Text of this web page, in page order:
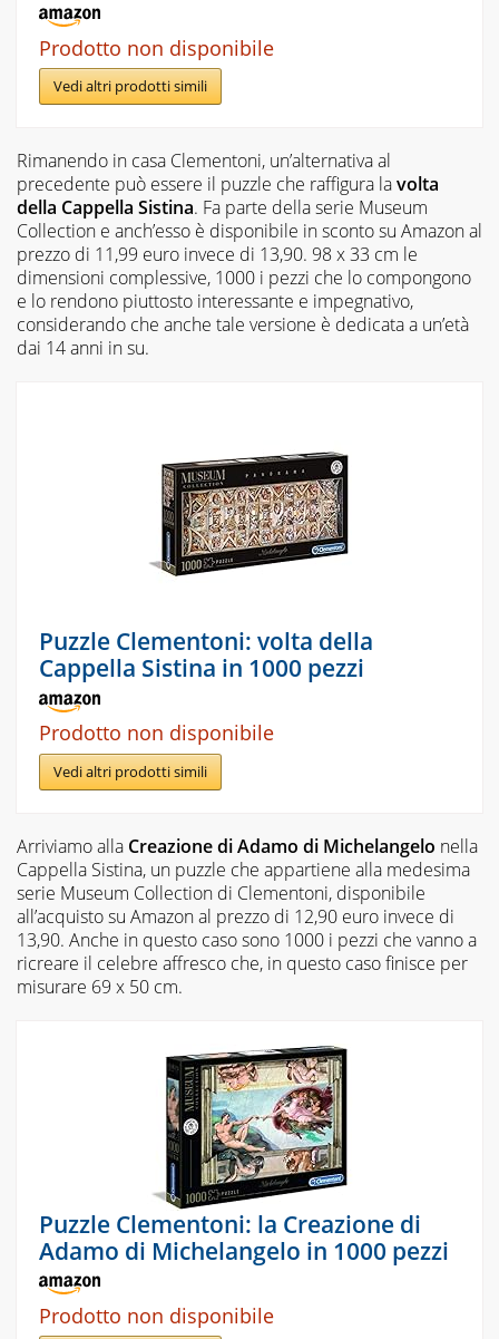
Prodotto non disponibile
Vedi altri prodotti simili
Rimanendo in casa Clementoni, un’alternativa al
precedente può essere il puzzle che raffigura lavolta
della Cappella Sistina. Fa parte della serie Museum
Collection e anch’esso è disponibile in sconto su Amazon al
prezzo di 11,99 euro invece di 13,90. 98 x 33 cm le
dimensioni complessive, 1000 i pezzi che lo compongono
e lo rendono piuttosto interessante e impegnativo,
considerando che anche tale versione è dedicata a un’età
dai 14 anni in su.
Puzzle Clementoni: volta della
Cappella Sistina in 1000 pezzi
Prodotto non disponibile
Vedi altri prodotti simili
Arriviamo alla Creazione di Adamo di Michelangelo nella
Cappella Sistina, un puzzle che appartiene alla medesima
serie Museum Collection di Clementoni, disponibile
all’acquisto su Amazon al prezzo di 12,90 euro invece di
13,90. Anche in questo caso sono 1000 i pezzi che vanno a
ricreare il celebre affresco che, in questo caso finisce per
misurare 69 x 50 cm.
Puzzle Clementoni: la Creazione di
Adamo di Michelangelo in 1000 pezzi
Prodotto non disponibile